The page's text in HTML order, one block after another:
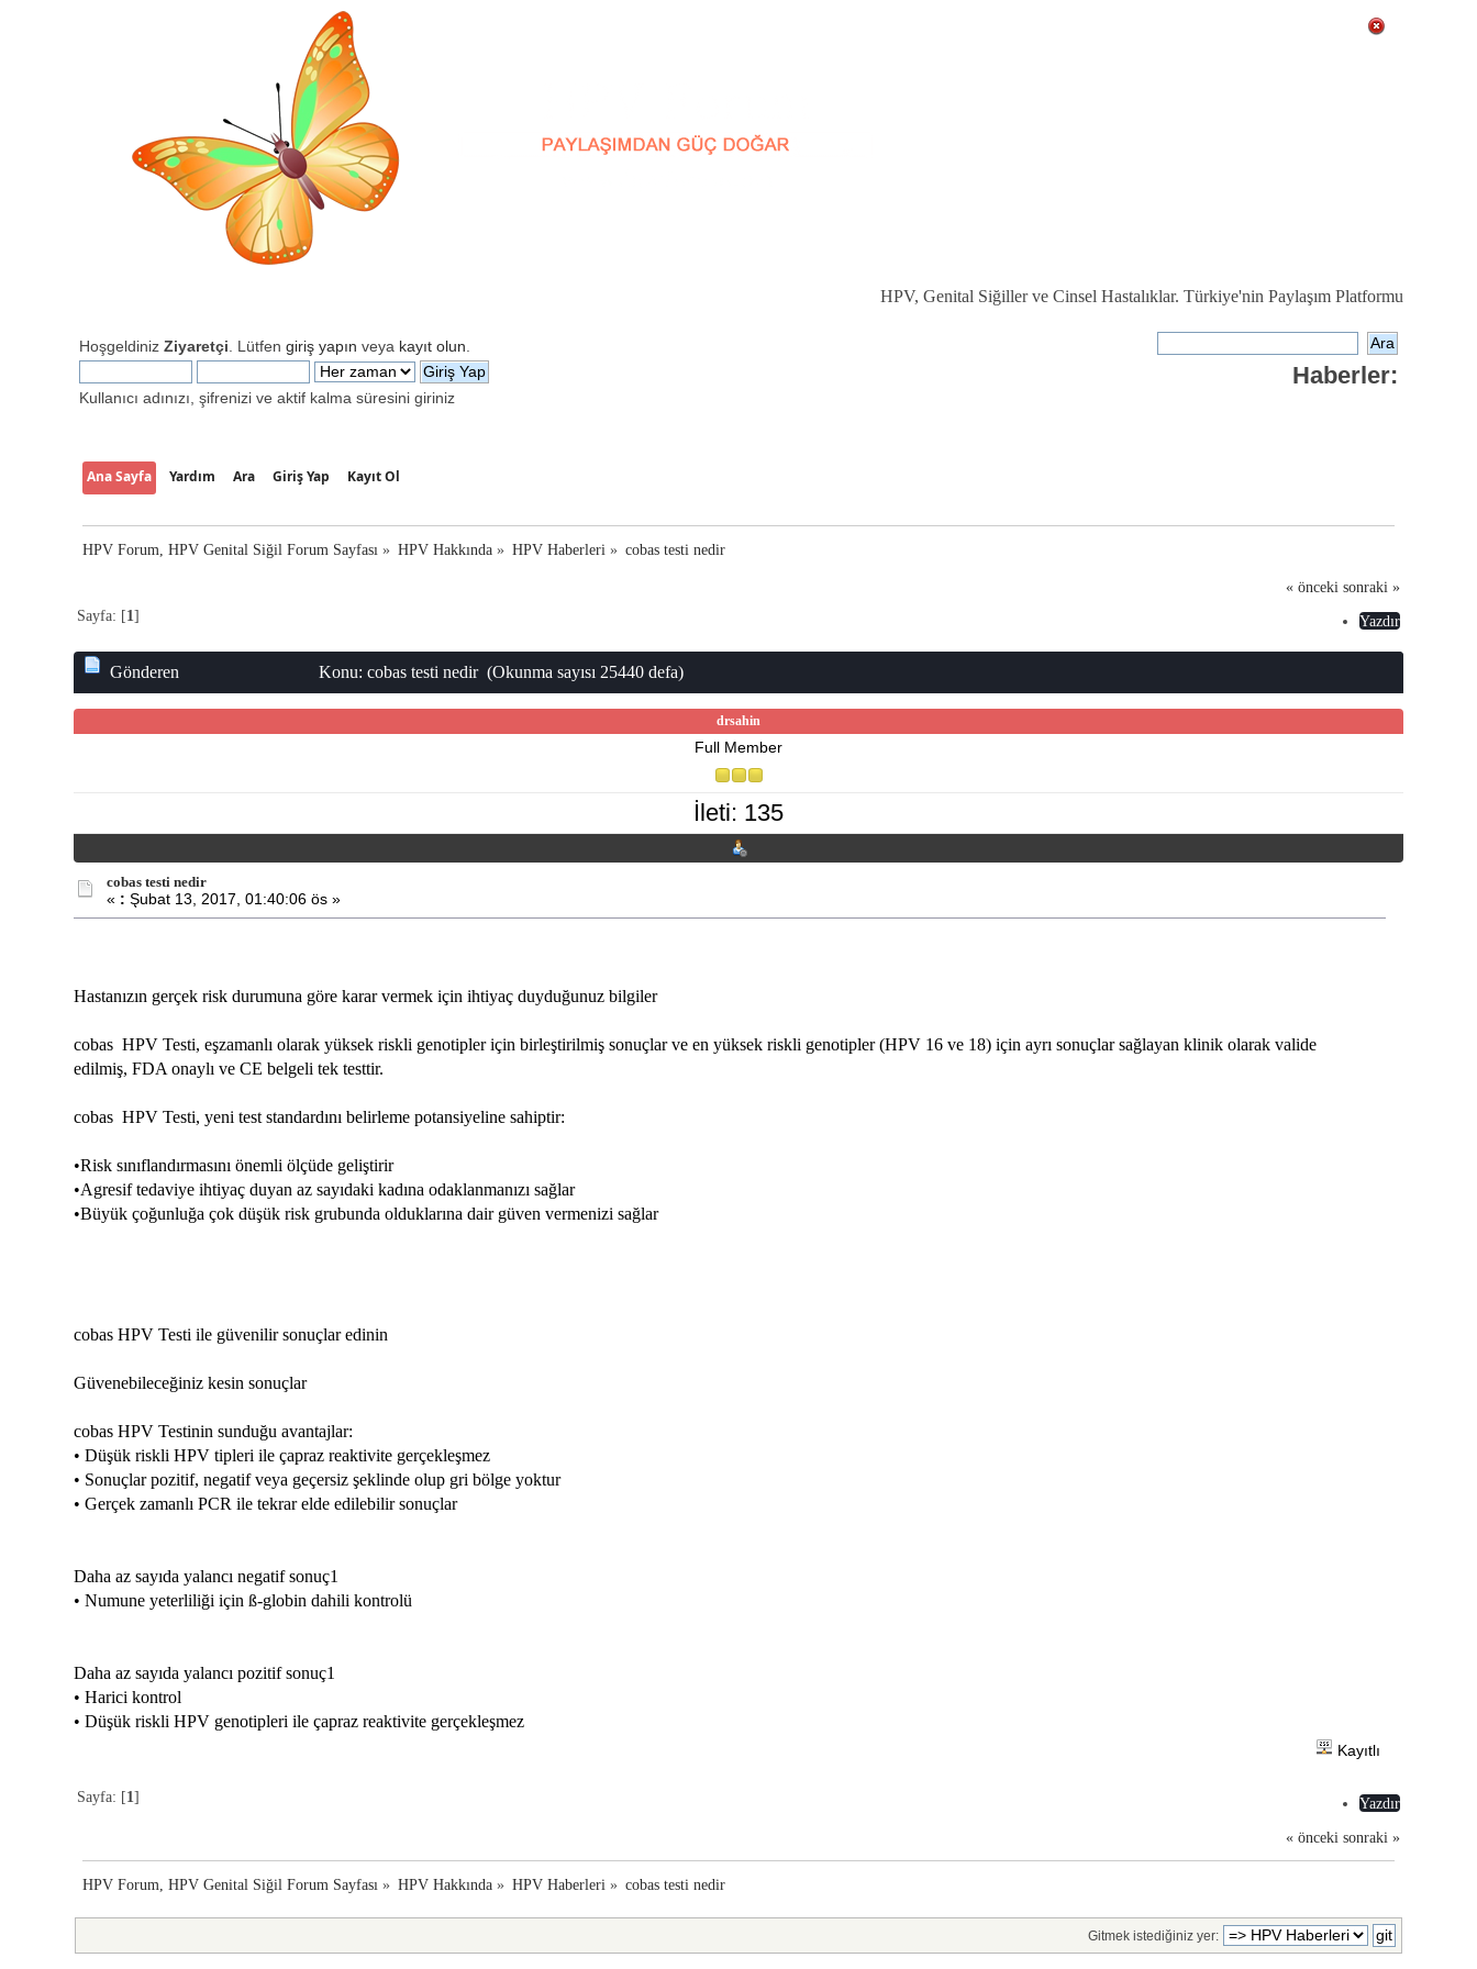
HPV, Genital Siğiller ve Cinsel Hastalıklar. Türkiye'nin Paylaşım Platformu
HoşgeldinizZiyaretçi . Lütfengiriş yapın veya kayıt olun
Kullanıcı adınızı, şifrenizi ve aktif kalma süresini giriniz
Haberler:
Ana Sayfa Yardım Ara Giriş Yap Kayıt Ol
HPV Forum, HPV Genital Siğil Forum Sayfası » HPV Hakkında » HPV Haberleri » cobas testi nedir
« önceki sonraki »
Yazdır
Sayfa: [1]
Gönderen Konu: cobas testi nedir (Okunma sayısı 25440 defa)
drsahin
Full Member
İleti: 135
cobas testi nedir
« : Şubat 13, 2017, 01:40:06 ös »
Hastanızın gerçek risk durumuna göre karar vermek için ihtiyaç duyduğunuz bilgiler
cobas HPV Testi, eşzamanlı olarak yüksek riskli genotipler için birleştirilmiş sonuçlar ve en yüksek riskli genotipler (HPV 16 ve 18) için ayrı sonuçlar sağlayan klinik olarak valide
edilmiş, FDA onaylı ve CE belgeli tek testtir.
cobas HPV Testi, yeni test standardını belirleme potansiyeline sahiptir:
•Risk sınıflandırmasını önemli ölçüde geliştirir
•Agresif tedaviye ihtiyaç duyan az sayıdaki kadına odaklanmanızı sağlar
•Büyük çoğunluğa çok düşük risk grubunda olduklarına dair güven vermenizi sağlar
cobas HPV Testi ile güvenilir sonuçlar edinin
Güvenebileceğiniz kesin sonuçlar
cobas HPV Testinin sunduğu avantajlar:
• Düşük riskli HPV tipleri ile çapraz reaktivite gerçekleşmez
• Sonuçlar pozitif, negatif veya geçersiz şeklinde olup gri bölge yoktur
• Gerçek zamanlı PCR ile tekrar elde edilebilir sonuçlar
Daha az sayıda yalancı negatif sonuç1
• Numune yeterliliği için ß-globin dahili kontrolü
Daha az sayıda yalancı pozitif sonuç1
• Harici kontrol
• Düşük riskli HPV genotipleri ile çapraz reaktivite gerçekleşmez
Kayıtlı
Yazdır
Sayfa: [1]
« önceki sonraki »
HPV Forum, HPV Genital Siğil Forum Sayfası » HPV Hakkında » HPV Haberleri» cobas testi nedir
Gitmek istediğiniz yer: